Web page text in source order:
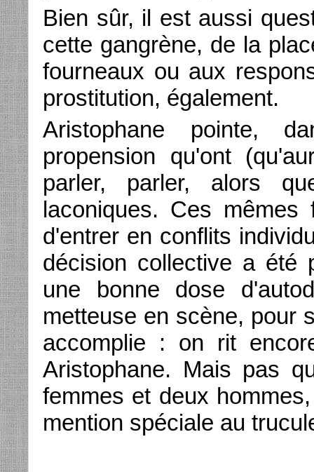
Bien sûr, il est aussi
cette gangrène, de la
fourneaux ou aux
prostitution, également.
Aristophane pointe,
propension qu'ont
parler, parler, alors
laconiques. Ces mêmes
d'entrer en conflits
décision collective a été
une bonne dose
metteuse en scène, pour
accomplie : on rit
Aristophane. Mais pas
femmes et deux
mention spéciale au